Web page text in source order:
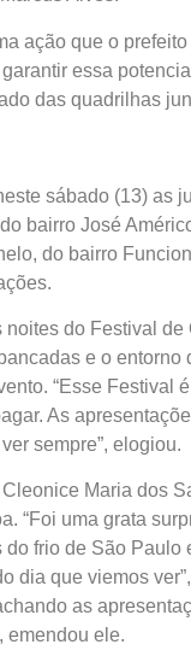
ação que o
essa
das quadrilhas
sábado (13) as
bairro José
do bairro
noites do Festival
e o
“Esse Festival
As
sempre”, elogiou.
Maria dos
“Foi uma grata
frio de São
dia que viemos
as
emendou ele.